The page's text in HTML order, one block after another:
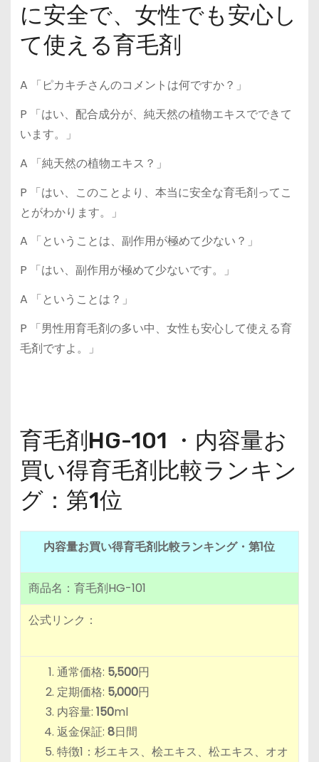
に安全で、女性でも安心し
て使える育毛剤
A 「ピカキチさんのコメントは何ですか？」
P 「はい、配合成分が、純天然の植物エキスでできて
います。」
A 「純天然の植物エキス？」
P 「はい、このことより、本当に安全な育毛剤ってこ
とがわかります。」
A 「ということは、副作用が極めて少ない？」
P 「はい、副作用が極めて少ないです。」
A 「ということは？」
P 「男性用育毛剤の多い中、女性も安心して使える育
毛剤ですよ。」
育毛剤HG-101 ・内容量お
買い得育毛剤比較ランキン
グ：第1位
内容量お買い得育毛剤比較ランキング・第1位
商品名：育毛剤HG-101
公式リンク：
通常価格: 5,500円
定期価格: 5,000円
内容量: 150ml
返金保証: 8日間
特徴1：杉エキス、桧エキス、松エキス、オオ